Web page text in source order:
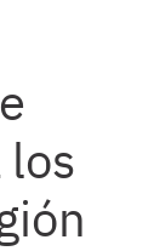
los